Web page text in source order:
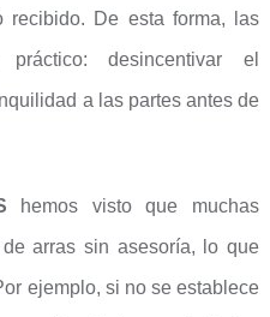
De esta forma, las
desincentivar el
a las partes antes de
hemos visto que muchas
arras sin asesoría, lo que
ejemplo, si no se establece